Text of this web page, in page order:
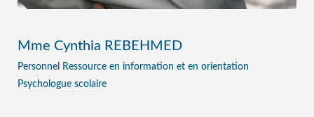
Mme Cynthia REBEHMED
Personnel Ressource en information et en orientation
Psychologue scolaire